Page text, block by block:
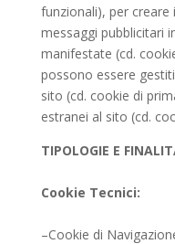
funzionali), per
messaggi pubblicitari
manifestate (cd.
possono essere
sito (cd. cookie di
estranei al sito (cd.
TIPOLOGIE E
Cookie Tecnici:
–Cookie di